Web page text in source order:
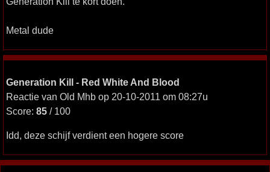
Metal dude
Generation Kill - Red White And Blood
Reactie van Old Mhb op 20-10-2011 om 08:27u
Score: 85 / 100
Idd, deze schijf verdient een hogere score